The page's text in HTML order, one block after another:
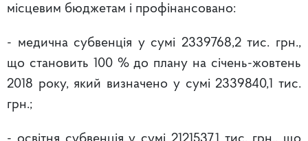
місцевим бюджетам і профінансовано:
- медична субвенція у сумі 2339768,2 тис. грн.,
що становить 100 % до плану на січень-жовтень
2018 року, який визначено у сумі 2339840,1 тис.
грн.;